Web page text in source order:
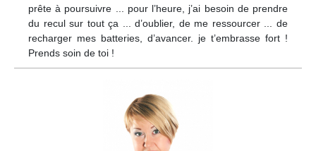
prête à poursuivre ... pour l’heure, j’ai besoin de prendre
du recul sur tout ça ... d’oublier, de me ressourcer ... de
recharger mes batteries, d’avancer. je t’embrasse fort !
Prends soin de toi !